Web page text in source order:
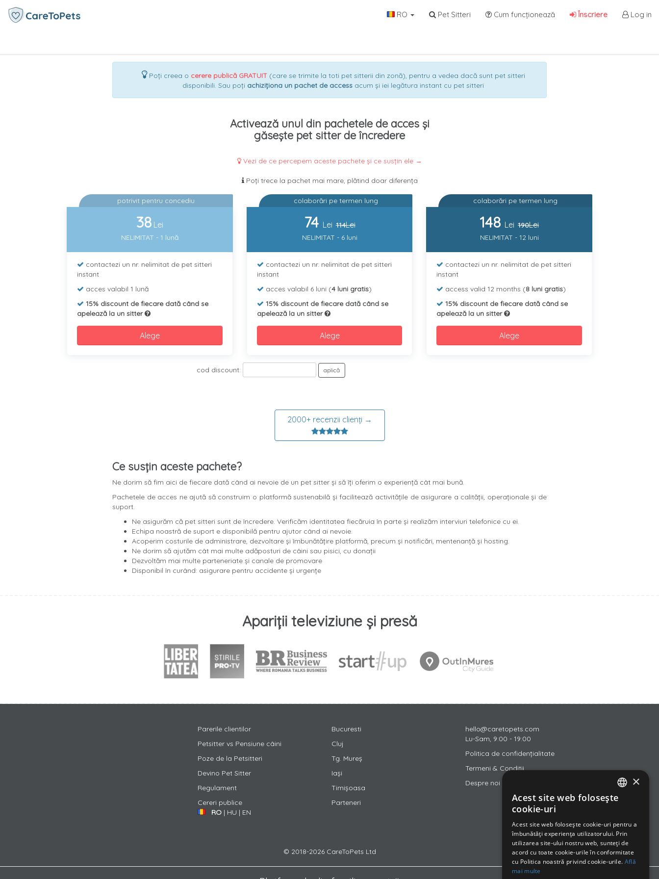
RO Pet Sitteri Cum funcționează Înscriere Log in
Poți creea o cerere publică GRATUIT(care se trimite la toti pet sitterii din zonă), pentru a vedea dacă sunt pet sitteri
disponibili. Sau poți achiziționa un pachet de access acum și iei legătura instant cu pet sitteri
Activează unul din pachetele de acces și
găsește pet sitter de încredere
Vezi de ce percepem aceste pachete și ce susțin ele →
Poți trece la pachet mai mare, plătind doar diferența
potrivit pentru concediu
38 Lei
NELIMITAT - 1 lună
contactezi un nr. nelimitat de pet sitteri
instant
acces valabil 1 lună
15% discount de fiecare dată când se
apelează la un sitter
Alege
colaborări pe termen lung
74 Lei 114Lei
NELIMITAT - 6 luni
contactezi un nr. nelimitat de pet sitteri
instant
acces valabil 6 luni (4 luni gratis)
15% discount de fiecare dată când se
apelează la un sitter
Alege
colaborări pe termen lung
148 Lei 190Lei
NELIMITAT - 12 luni
contactezi un nr. nelimitat de pet sitteri
instant
access valid 12 months (8 luni gratis)
15% discount de fiecare dată când se
apelează la un sitter
Alege
cod discount: aplică
2000+ recenzii clienți →
Ce susțin aceste pachete?
Ne dorim să fim aici de fiecare dată când ai nevoie de un pet sitter și să îți oferim o experiență cât mai bună.
Pachetele de acces ne ajută să construim o platformă sustenabilă și facilitează activitățile de asigurare a calității, operaționale și de
suport.
Ne asigurăm că pet sitteri sunt de încredere. Verificăm identitatea fiecăruia în parte și realizăm interviuri telefonice cu ei.
Echipa noastră de suport e disponibilă pentru ajutor când ai nevoie.
Acoperim costurile de administrare, dezvoltare și îmbunătățire platformă, precum și notificări, mentenanță și hosting.
Ne dorim să ajutăm cât mai multe adăposturi de câini sau pisici, cu donații
Dezvoltăm mai multe parteneriate și canale de promovare
Disponibil în curând: asigurare pentru accidente și urgențe
Apariții televiziune și presă
Parerile clientilor
Petsitter vs Pensiune câini
Poze de la Petsitteri
Devino Pet Sitter
Regulament
Cereri publice
RO | HU | EN
Bucuresti
Cluj
Tg. Mureș
Iași
Timișoasa
Parteneri
hello@caretopets.com
Lu-Sam, 9:00 - 19:00
Politica de confidențialitate
Termeni & Conditii
Despre noi
© 2018-2026 CareToPets Ltd
ROMANIAN
HUNGARIAN
×
Acest site web folosește
cookie-uri
Acest site web folosește cookie-uri pentru a
îmbunătăți experiența utilizatorului. Prin
utilizarea site-ului nostru web, sunteți de
acord cu toate cookie-urile în conformitate
cu Politica noastră privind cookie-urile. Află
mai multe